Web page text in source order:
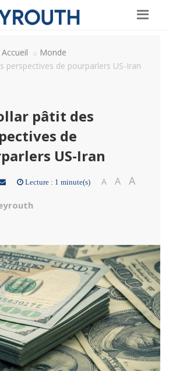
Accueil
Monde
perspectives de pourparlers US-Iran
pâtit des
de
US-Iran
Lecture : 1 minute(s) A A A